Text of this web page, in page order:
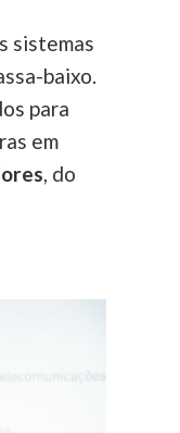
sistemas
baixo.
para
em
, do